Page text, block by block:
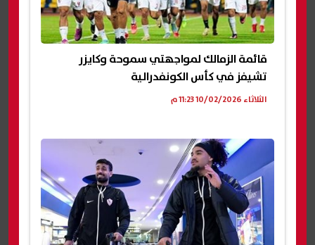
قائمة الزمالك لمواجهتي سموحة وكايزر
تشيفز في كأس الكونفدرالية
الثلاثاء 10/02/2026 11:23 م